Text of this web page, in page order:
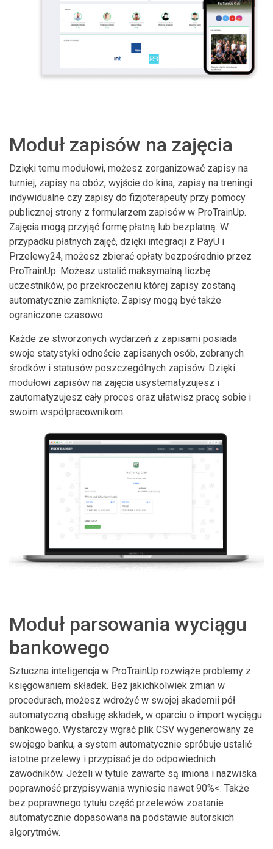
Moduł zapisów na zajęcia
Dzięki temu modułowi, możesz zorganizować zapisy na
turniej, zapisy na obóz, wyjście do kina, zapisy na treningi
indywidualne czy zapisy do fizjoterapeuty przy pomocy
publicznej strony z formularzem zapisów w ProTrainUp.
Zajęcia mogą przyjąć formę płatną lub bezpłatną. W
przypadku płatnych zajęć, dzięki integracji z PayU i
Przelewy24, możesz zbierać opłaty bezpośrednio przez
ProTrainUp. Możesz ustalić maksymalną liczbę
uczestników, po przekroczeniu której zapisy zostaną
automatycznie zamknięte. Zapisy mogą być także
ograniczone czasowo.
Każde ze stworzonych wydarzeń z zapisami posiada
swoje statystyki odnoście zapisanych osób, zebranych
środków i statusów poszczególnych zapisów. Dzięki
modułowi zapisów na zajęcia usystematyzujesz i
zautomatyzujesz cały proces oraz ułatwisz pracę sobie i
swoim współpracownikom.
Moduł parsowania wyciągu
bankowego
Sztuczna inteligencja w ProTrainUp rozwiąże problemy z
księgowaniem składek. Bez jakichkolwiek zmian w
procedurach, możesz wdrożyć w swojej akademii pół
automatyczną obsługę składek, w oparciu o import wyciągu
bankowego. Wystarczy wgrać plik CSV wygenerowany ze
swojego banku, a system automatycznie spróbuje ustalić
istotne przelewy i przypisać je do odpowiednich
zawodników. Jeżeli w tytule zawarte są imiona i nazwiska
poprawność przypisywania wyniesie nawet 90%<. Także
bez poprawnego tytułu część przelewów zostanie
automatycznie dopasowana na podstawie autorskich
algorytmów.